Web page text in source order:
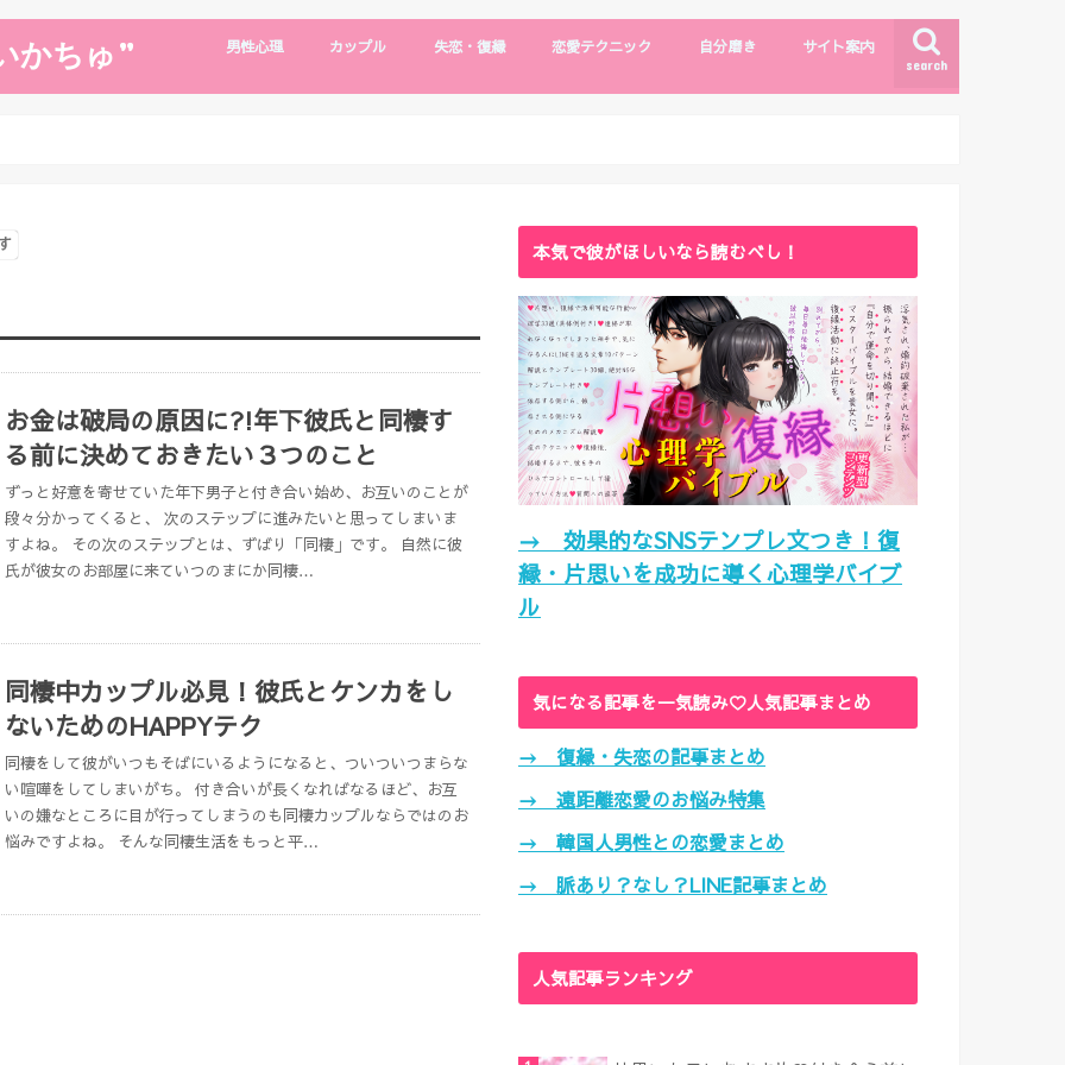
かちゅ” search
男性心理
片思い
男性心理
浮気・別れたい
カップル
デート・旅行
遠距離恋愛
年下彼氏
失恋・復縁
復縁・失恋
復縁の裏技
恋愛テクニック
モテしぐさ
恋愛テクニック
自分磨き
ファッション・メイク
自分磨き
出会い
漫画・エンタメ
サイト案内
サイトマップ
ライター紹介
お問い合わせ
お金は破局の原因に?!年下彼氏と同棲す
る前に決めておきたい３つのこと
ずっと好意を寄せていた年下男子と付き合い始め、お互いのことが
段々分かってくると、 次のステップに進みたいと思ってしまいま
すよね。 その次のステップとは、ずばり「同棲」です。 自然に彼
氏が彼女のお部屋に来ていつのまにか同棲…
同棲中カップル必見！彼氏とケンカをし
ないためのHAPPYテク
同棲をして彼がいつもそばにいるようになると、ついついつまらな
い喧嘩をしてしまいがち。 付き合いが長くなればなるほど、お互
いの嫌なところに目が行ってしまうのも同棲カップルならではのお
悩みですよね。 そんな同棲生活をもっと平…
本気で彼がほしいなら読むべし！
→ 効果的なSNSテンプレ文つき！復
縁・片思いを成功に導く心理学バイブ
ル
気になる記事を一気読み♡人気記事まとめ
→ 復縁・失恋の記事まとめ
→ 遠距離恋愛のお悩み特集
→ 韓国人男性との恋愛まとめ
→ 脈あり？なし？LINE記事まとめ
人気記事ランキング